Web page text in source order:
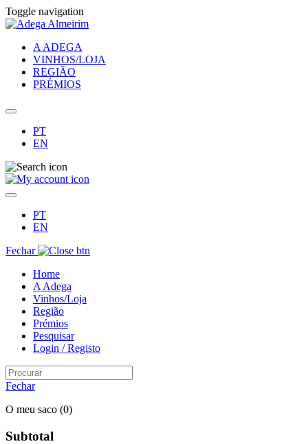
Toggle navigation
A ADEGA
VINHOS/LOJA
REGIÃO
PRÉMIOS
PT
EN
PT
EN
Fechar
Home
A Adega
Vinhos/Loja
Região
Prémios
Pesquisar
Login / Registo
Fechar
O meu saco (0)
Subtotal